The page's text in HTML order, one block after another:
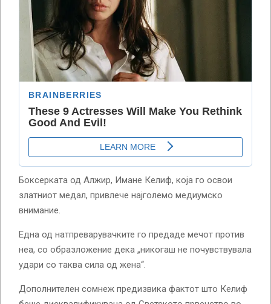
Боксерката од Алжир, Имане Келиф, која го освои
златниот медал, привлече најголемо медиумско
внимание.
Една од натпреварувачките го предаде мечот против
неа, со образложение дека „никогаш не почувствувала
удари со таква сила од жена“.
Дополнителен сомнеж предизвика фактот што Келиф